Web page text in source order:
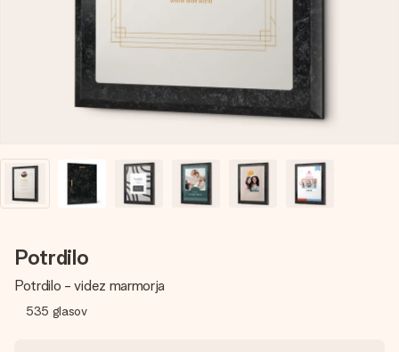
V nekaj preprostih korakih ustvari nekaj edinstvenega – z
njenim imenom, tvojo fotografijo ali sporočilom, ki ogreje
srce. Brez zapletov, le vsa ljubezen za ta trenutek.
Potrdilo
Potrdilo - videz marmorja
535 glasov